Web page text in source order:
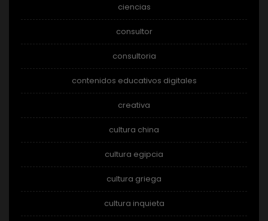
ciencias
consultor
consultoria
contenidos educativos digitales
creativa
cultura china
cultura egipcia
cultura griega
cultura inquieta